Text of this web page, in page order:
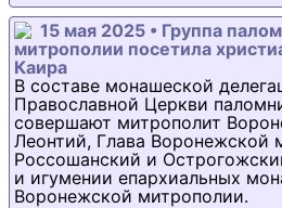
15 мая 2025 • Группа
митрополии посетила
Каира
В составе монашеской
Православной Церкви
совершают митрополит
Леонтий, Глава Воронежской
Россошанский и
и игумении епархиальных
Воронежской митрополии.